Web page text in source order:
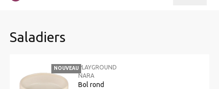
Saladiers
NOUVEAUPLAYGROUND
NARA
Bol rond